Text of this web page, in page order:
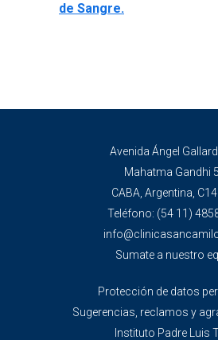
de Sangre.
Avenida Ángel
Mahatma Gandhi
CABA, Argentina,
Teléfono: (54 11)
Sumate a nuestro
Protección de datos
Sugerencias, reclamos y
Instituto Padre Luis